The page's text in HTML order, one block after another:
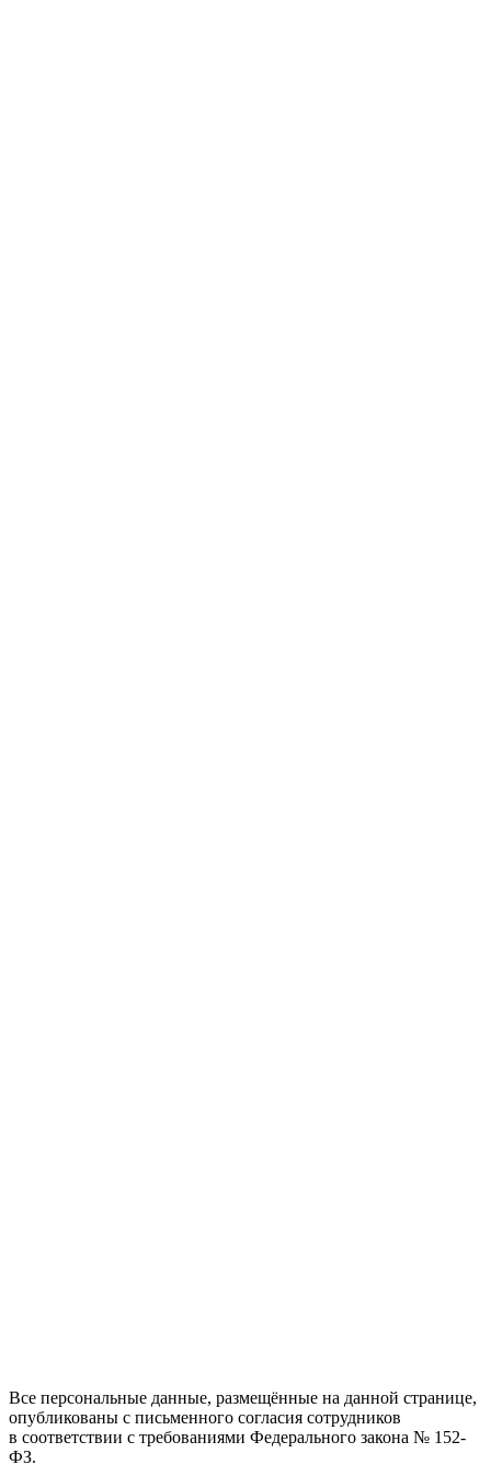
Все персональные данные, размещённые на данной странице,
опубликованы с письменного согласия сотрудников
в соответствии с требованиями Федерального закона № 152-
ФЗ.